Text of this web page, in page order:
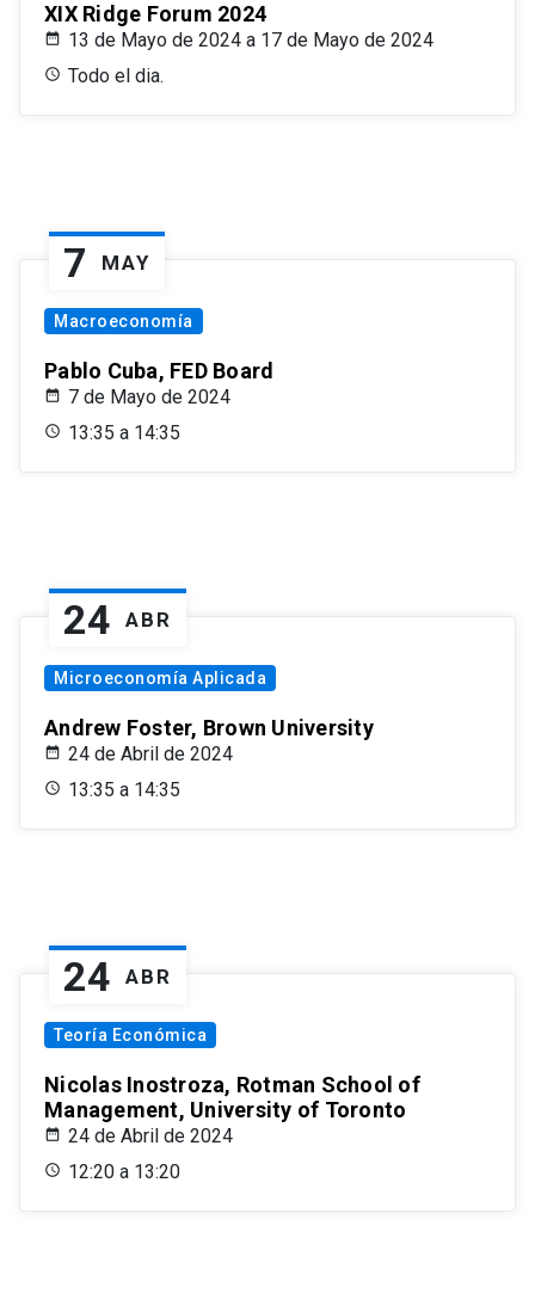
XIX Ridge Forum 2024
13 de Mayo de 2024 a 17 de Mayo de 2024
Todo el dia.
7 MAY
Macroeconomía
Pablo Cuba, FED Board
7 de Mayo de 2024
13:35 a 14:35
24 ABR
Microeconomía Aplicada
Andrew Foster, Brown University
24 de Abril de 2024
13:35 a 14:35
24 ABR
Teoría Económica
Nicolas Inostroza, Rotman School of
Management, University of Toronto
24 de Abril de 2024
12:20 a 13:20